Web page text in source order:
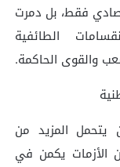
فقط، بل دمرت
الطائفية
والقوى الحاكمة.
يتحمل المزيد من
الأزمات يكمن في